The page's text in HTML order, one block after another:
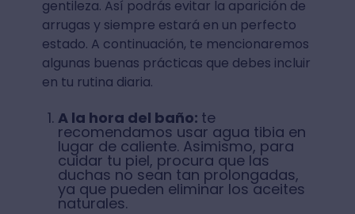
gentileza. Así podrás evitar la aparición de
arrugas y siempre estará en un perfecto
estado. A continuación, te mencionaremos
algunas buenas prácticas que debes incluir
en tu rutina diaria.
A la hora del baño: te
recomendamos usar agua tibia en
lugar de caliente. Asimismo, para
cuidar tu piel, procura que las
duchas no sean tan prolongadas,
ya que pueden eliminar los aceites
naturales.